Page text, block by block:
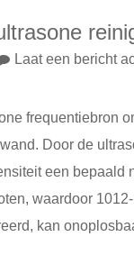
Laat een bericht
frequentiebron
Door de
een
waardoor
kan